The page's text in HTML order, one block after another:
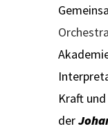
Orchestra
Kraft
der